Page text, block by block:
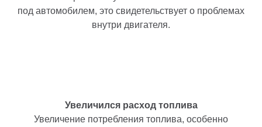
под автомобилем, это свидетельствует о проблемах
внутри двигателя.
Увеличился расход топлива
Увеличение потребления топлива, особенно